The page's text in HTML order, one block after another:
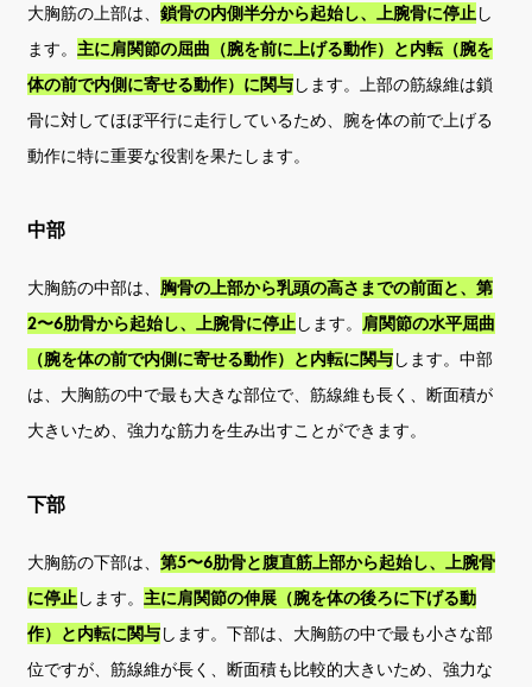
大胸筋の上部は、 鎖骨の内側半分から起始し、上腕骨に停止し
ます。 主に肩関節の屈曲（腕を前に上げる動作）と内転（腕を
体の前で内側に寄せる動作）に関与します。上部の筋線維は鎖
骨に対してほぼ平行に走行しているため、腕を体の前で上げる
動作に特に重要な役割を果たします。
中部
大胸筋の中部は、 胸骨の上部から乳頭の高さまでの前面と、第
2〜6肋骨から起始し、上腕骨に停止します。 肩関節の水平屈曲
（腕を体の前で内側に寄せる動作）と内転に関与します。中部
は、大胸筋の中で最も大きな部位で、筋線維も長く、断面積が
大きいため、強力な筋力を生み出すことができます。
下部
大胸筋の下部は、 第5〜6肋骨と腹直筋上部から起始し、上腕骨
に停止します。 主に肩関節の伸展（腕を体の後ろに下げる動
作）と内転に関与します。下部は、大胸筋の中で最も小さな部
位ですが、筋線維が長く、断面積も比較的大きいため、強力な